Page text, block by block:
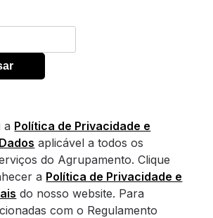
a Política de Privacidade e
aplicável a todos os
do Agrupamento. Clique
a Política de Privacidade e
do nosso website. Para
com o Regulamento